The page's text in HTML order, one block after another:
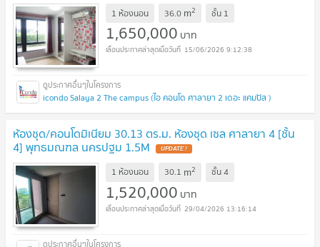
1 ห้องนอน 36.0 m2 ชั้น 1
1,650,000 บาท
15/06/2026 9:12:38
icondo Salaya 2 The campus (ไอ คอนโด ศาลายา 2 เดอะ แคมปัส )
ห้องชุด/คอนโดมิเนียม 30.13 ตร.ม. ห้องชุด เซล ศาลายา 4 [ชั้น
4] พุทธมณฑล นครปฐม 1.5M
1 ห้องนอน 30.1 m2 ชั้น4
1,520,000 บาท
29/04/2026 13:16:14